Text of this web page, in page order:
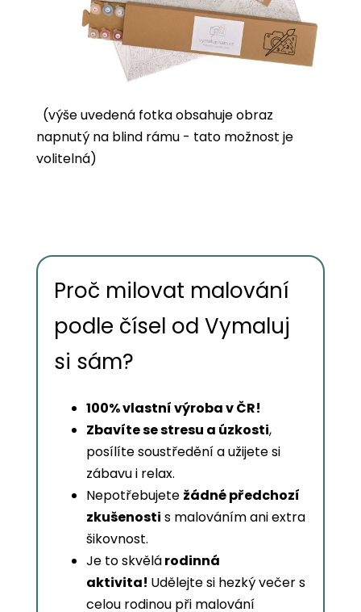
(výše uvedená fotka obsahuje obraz
napnutý na blind rámu - tato možnost je
volitelná)
Proč milovat malování
podle čísel od Vymaluj
si sám?
100% vlastní výroba v ČR!
Zbavíte se stresu a úzkosti,
posílíte soustředění a užijete si
zábavu i relax.
Nepotřebujete žádné předchozí
zkušenosti s malováním ani extra
šikovnost.
Je to skvělárodinná
aktivita! Udělejte si hezký večer s
celou rodinou při malování